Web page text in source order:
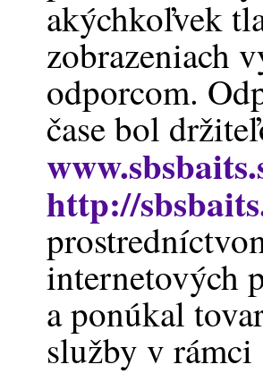
akýchkoľvek
zobrazeniach
odporcom.
čase bol
http://
internetových
a ponúkal
služby v